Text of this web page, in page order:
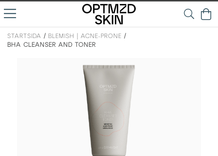
STARTSIDA / BLEMISH | ACNE-PRONE /
BHA CLEANSER AND TONER